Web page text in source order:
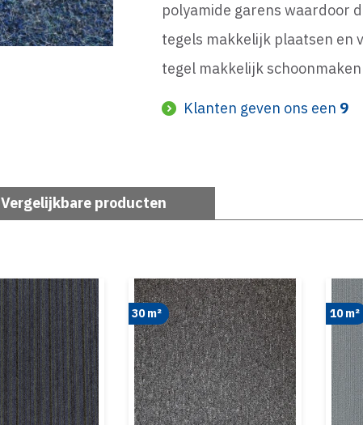
polyamide garens waardoor
tegels makkelijk plaatsen en
tegel makkelijk
Klanten geven ons een 9
Vergelijkbare producten
30 m² 10 m²